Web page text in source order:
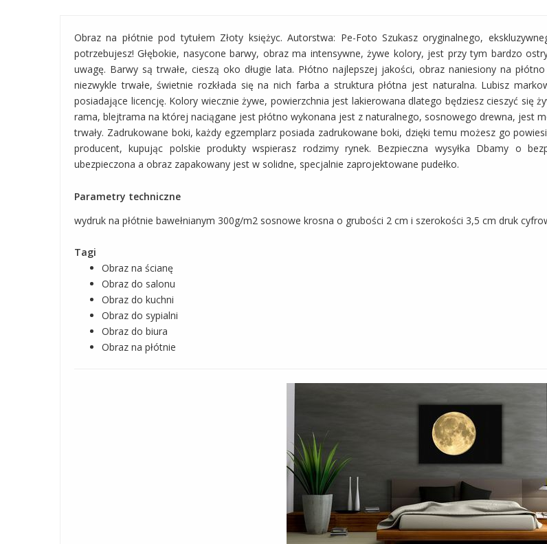
Obraz na płótnie pod tytułem Złoty księżyc. Autorstwa: Pe-Foto Szukasz oryginalnego,
potrzebujesz! Głębokie, nasycone barwy, obraz ma intensywne, żywe kolory, jest przy tym bardzo
uwagę. Barwy są trwałe, cieszą oko długie lata. Płótno najlepszej jakości, obraz naniesiony na
niezwykle trwałe, świetnie rozkłada się na nich farba a struktura płótna jest naturalna. Lubisz
posiadające licencję. Kolory wiecznie żywe, powierzchnia jest lakierowana dlatego będziesz cieszyć się
rama, blejtrama na której naciągane jest płótno wykonana jest z naturalnego, sosnowego drewna, jest
trwały. Zadrukowane boki, każdy egzemplarz posiada zadrukowane boki, dzięki temu możesz go
producent, kupując polskie produkty wspierasz rodzimy rynek. Bezpieczna wysyłka Dbamy o
ubezpieczona a obraz zapakowany jest w solidne, specjalnie zaprojektowane pudełko.
Parametry techniczne
wydruk na płótnie bawełnianym 300g/m2 sosnowe krosna o grubości 2 cm i szerokości 3,5 cm druk
Tagi
Obraz na ścianę
Obraz do salonu
Obraz do kuchni
Obraz do sypialni
Obraz do biura
Obraz na płótnie